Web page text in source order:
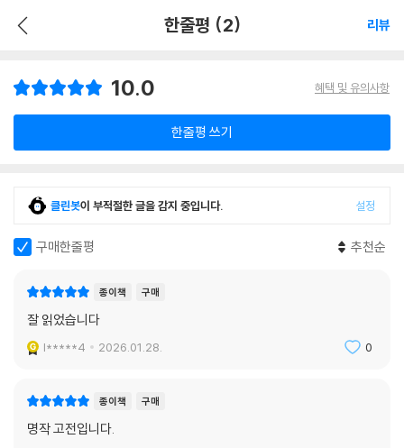
한줄평 (2) 리뷰
10.0 혜택 및 유의사항
한줄평 쓰기
클린봇이 부적절한 글을 감지 중입니다. 설정
구매한줄평 추천순
종이책 구매
잘 읽었습니다
l*****4 2026.01.28. 0
종이책 구매
명작 고전입니다.